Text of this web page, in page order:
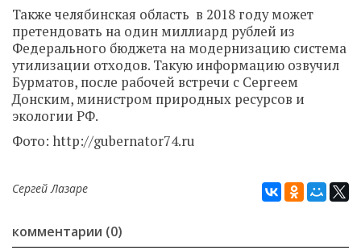
Также челябинская область в 2018 году может
претендовать на один миллиард рублей из
Федерального бюджета на модернизацию система
утилизации отходов. Такую информацию озвучил
Бурматов, после рабочей встречи с Сергеем
Донским, министром природных ресурсов и
экологии РФ.
Фото: http://gubernator74.ru
Сергей Лазаре
комментарии (0)